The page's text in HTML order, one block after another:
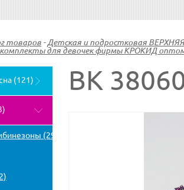
товаров - Детская и подростковая
для девочек фирмы КРОКИД оптом
(121)
(29)
ВК